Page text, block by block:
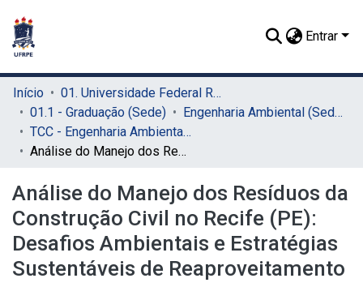
Entrar
Início
01. Universidade Federal Rural de Pernambuco - UFRPE (Sede)
01.1 - Graduação (Sede)
Engenharia Ambiental (Sede)
TCC - Engenharia Ambiental (Sede)
Análise do Manejo dos Resíduos da Construção Civil no Recife (PE): Desafios Ambientais e Estratégias Sustentáveis de Reaproveitamento
Análise do Manejo dos Resíduos da
Construção Civil no Recife (PE):
Desafios Ambientais e Estratégias
Sustentáveis de Reaproveitamento